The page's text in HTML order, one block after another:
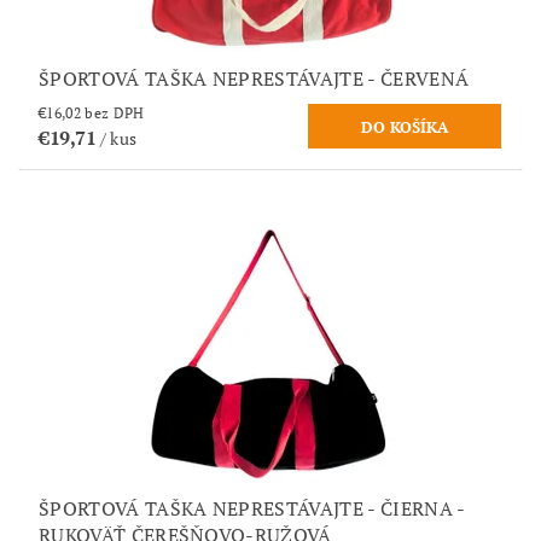
ŠPORTOVÁ TAŠKA NEPRESTÁVAJTE - ČERVENÁ
€16,02 bez DPH
€19,71 / kus
ŠPORTOVÁ TAŠKA NEPRESTÁVAJTE - ČIERNA -
RUKOVÄŤ ČEREŠŇOVO-RUŽOVÁ